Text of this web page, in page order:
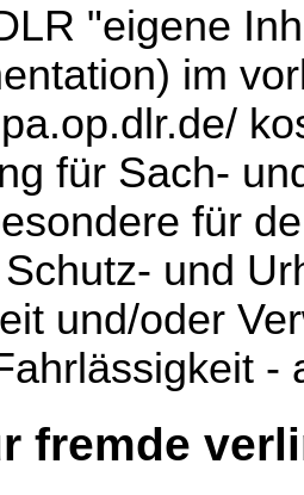
"eigene
im
für Sach-
für
und
und/oder
-
fremde